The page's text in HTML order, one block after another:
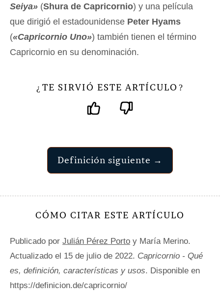
Seiya» (Shura de Capricornio) y una película
que dirigió el estadounidense Peter Hyams
(«Capricornio Uno») también tienen el término
Capricornio en su denominación.
¿ TE SIRVIÓ ESTE ARTÍCULO ?
Definición siguiente →
CÓMO CITAR ESTE ARTÍCULO
Publicado por Julián Pérez Porto y María Merino.
Actualizado el 15 de julio de 2022. Capricornio - Qué
es, definición, características y usos. Disponible en
https://definicion.de/capricornio/